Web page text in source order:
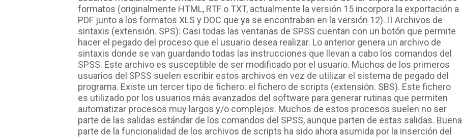
formatos (originalmente HTML, RTF o TXT, actualmente la versión 15 incorpora la exportación a
PDF junto a los formatos XLS y DOC que ya se encontraban en la versión 12).  Archivos de
sintaxis (extensión. SPS): Casi todas las ventanas de SPSS cuentan con un botón que permite
hacer el pegado del proceso que el usuario desea realizar. Lo anterior genera un archivo de
sintaxis donde se van guardando todas las instrucciones que llevan a cabo los comandos del
SPSS. Este archivo es susceptible de ser modificado por el usuario. Muchos de los primeros
usuarios del SPSS suelen escribir estos archivos en vez de utilizar el sistema de pegado del
programa. Existe un tercer tipo de fichero: el fichero de scripts (extensión. SBS). Este fichero
es utilizado por los usuarios más avanzados del software para generar rutinas que permiten
automatizar procesos muy largos y/o complejos. Muchos de estos procesos suelen no ser
parte de las salidas estándar de los comandos del SPSS, aunque parten de estas salidas. Buena
parte de la funcionalidad de los archivos de scripts ha sido ahora asumida por la inserción del